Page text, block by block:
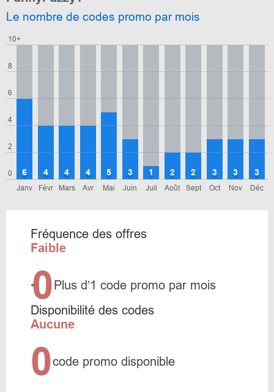
Le nombre de codes promo par mois
0
2
4
6
8
10+
Janv
6
Févr
4
Mars
4
Avr
4
Mai
5
Juin
3
Juil
1
Août
2
Sept
2
Oct
3
Nov
3
Déc
3
Fréquence des offres
Faible
<0 Plus d’1 code promo par mois
Disponibilité des codes
Aucune
0code promo disponible